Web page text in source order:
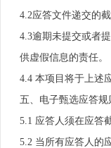
4.2应答文件递交的
4.3逾期未提交或者
供虚假信息的责任。
4.4 本项目将于上述
五、电子甄选应答规
5.1 应答人须在应答
5.2 当所有应答人的